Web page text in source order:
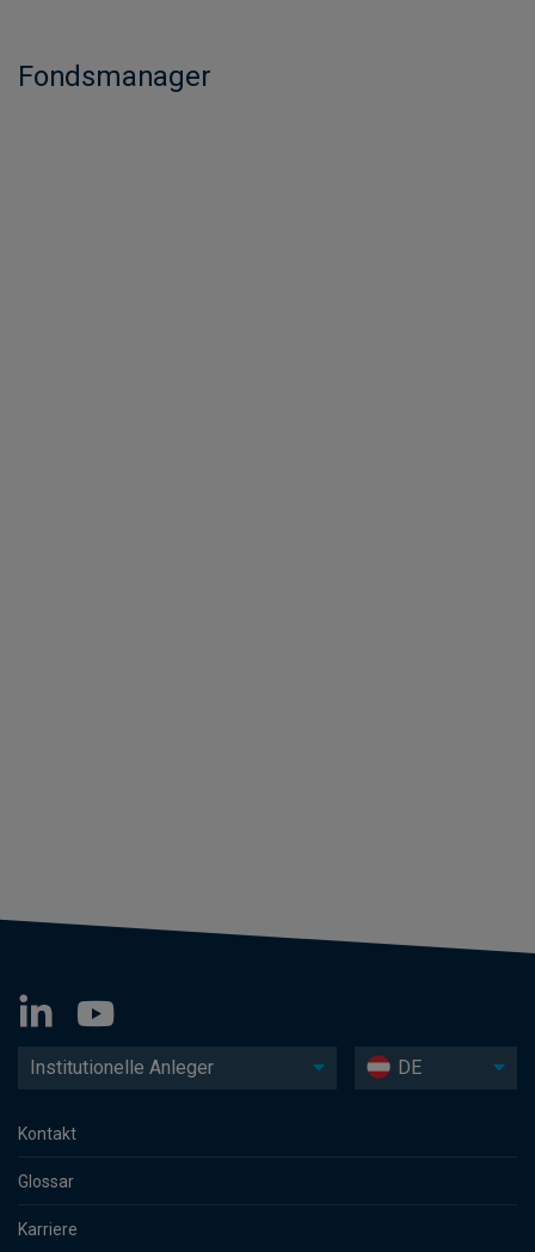
Fondsmanager​​​​​​​​​​​​​​​​​​​​
Institutionelle Anleger DE
Kontakt
Glossar
Karriere